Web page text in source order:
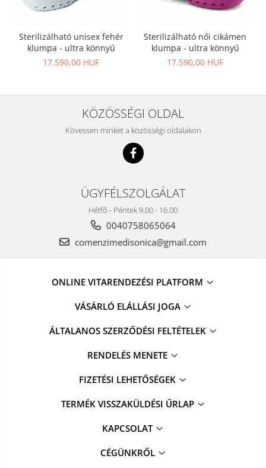
Sterilizálható unisex fehér
klumpa - ultra könnyű
17.590,00 HUF
Sterilizálható női cikámen
klumpa - ultra könnyű
17.590,00 HUF
KÖZÖSSÉGI OLDAL
Kövessen minket a közösségi oldalakon
ÜGYFÉLSZOLGÁLAT
Hétfő - Péntek 9.00 - 16.00
0040758065064
comenzimedisonica@gmail.com
ONLINE VITARENDEZÉSI PLATFORM
VÁSÁRLÓ ELÁLLÁSI JOGA
ÁLTALANOS SZERZŐDÉSI FELTÉTELEK
RENDELÉS MENETE
FIZETÉSI LEHETŐSÉGEK
TERMÉK VISSZAKÜLDÉSI ŰRLAP
KAPCSOLAT
CÉGÜNKRŐL